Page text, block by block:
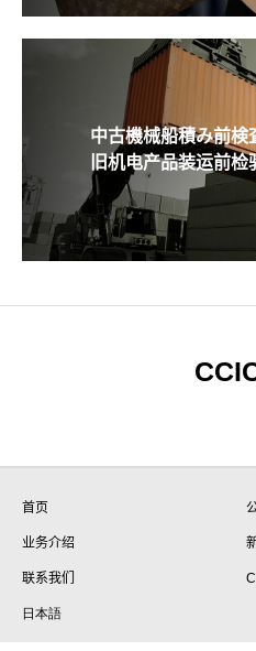
中古機械船積み前検
旧机电产品装运前检
首页
业务介绍
联系我们
日本語